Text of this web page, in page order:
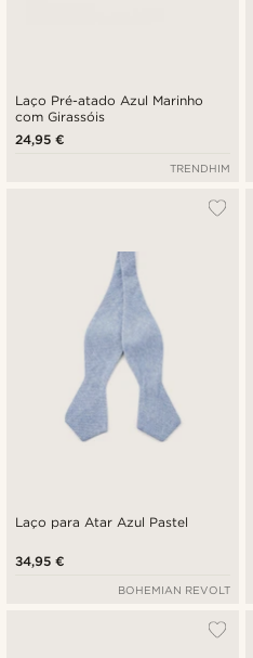
Laço Pré-atado Azul Marinho
com Girassóis
24,95 €
TRENDHIM
Laço para Atar Azul Pastel
34,95 €
BOHEMIAN REVOLT